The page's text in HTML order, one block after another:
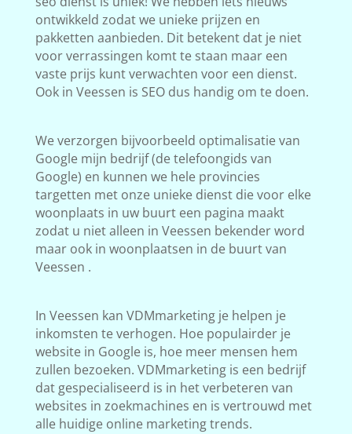
ontwikkeld zodat we unieke prijzen en
pakketten aanbieden. Dit betekent dat je niet
voor verrassingen komt te staan maar een
vaste prijs kunt verwachten voor een dienst.
Ook in Veessen is SEO dus handig om te doen.
We verzorgen bijvoorbeeld optimalisatie van
Google mijn bedrijf (de telefoongids van
Google) en kunnen we hele provincies
targetten met onze unieke dienst die voor elke
woonplaats in uw buurt een pagina maakt
zodat u niet alleen in Veessen bekender word
maar ook in woonplaatsen in de buurt van
Veessen .
In Veessen kan VDMmarketing je helpen je
inkomsten te verhogen. Hoe populairder je
website in Google is, hoe meer mensen hem
zullen bezoeken. VDMmarketing is een bedrijf
dat gespecialiseerd is in het verbeteren van
websites in zoekmachines en is vertrouwd met
alle huidige online marketing trends.